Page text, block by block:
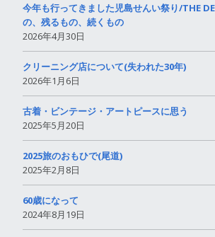
今年も行ってきました児島せんい祭り/THE
の、残るもの、続くもの
2026年4月30日
クリーニング店について(失われた30年)
2026年1月6日
古着・ビンテージ・アートピースに思う
2025年5月20日
2025旅のおもひで(尾道)
2025年2月8日
60歳になって
2024年8月19日